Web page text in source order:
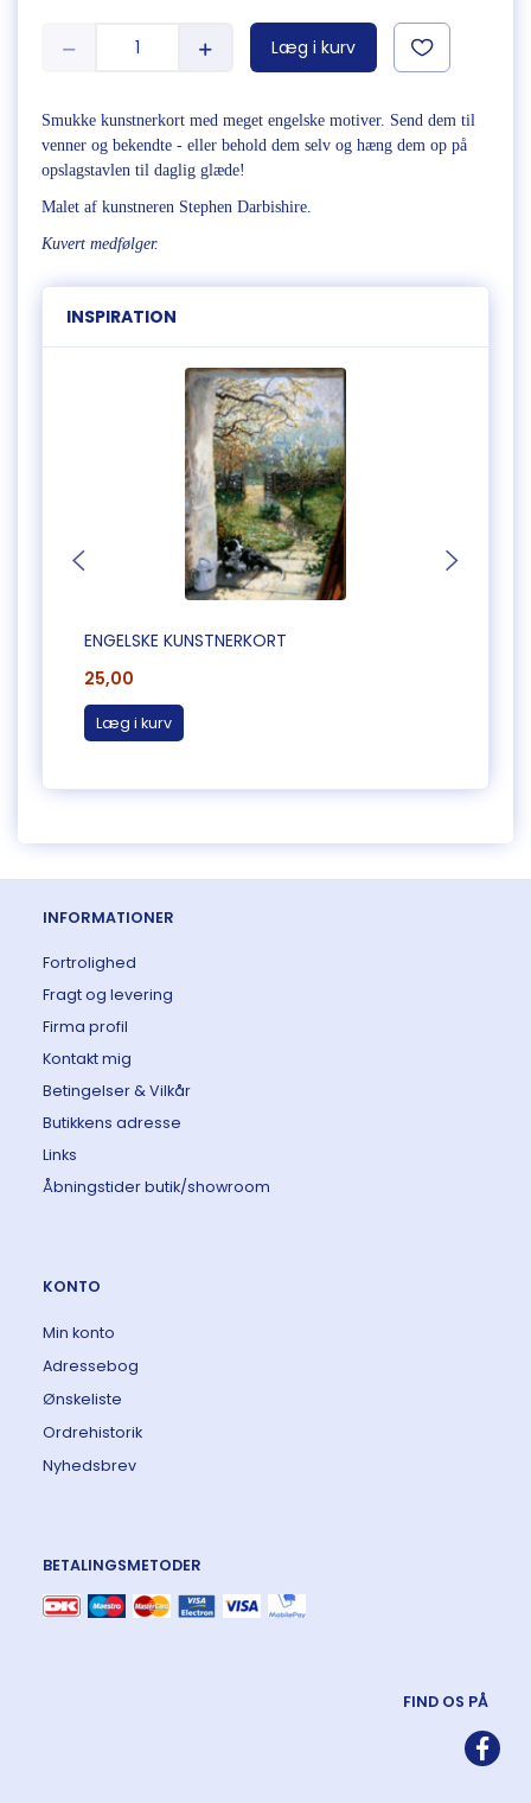
Læg i kurv
Smukke kunstnerkort med meget engelske motiver. Send dem til
venner og bekendte - eller behold dem selv og hæng dem op på
opslagstavlen til daglig glæde!
Malet af kunstneren Stephen Darbishire.
Kuvert medfølger.
INSPIRATION
ENGELSKE KUNSTNERKORT
25,00
Læg i kurv
INFORMATIONER
Fortrolighed
Fragt og levering
Firma profil
Kontakt mig
Betingelser & Vilkår
Butikkens adresse
Links
Åbningstider butik/showroom
KONTO
Min konto
Adressebog
Ønskeliste
Ordrehistorik
Nyhedsbrev
BETALINGSMETODER
FIND OS PÅ